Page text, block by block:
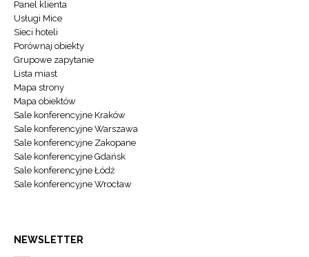
Panel klienta
Usługi Mice
Sieci hoteli
Porównaj obiekty
Grupowe zapytanie
Lista miast
Mapa strony
Mapa obiektów
Sale konferencyjne Kraków
Sale konferencyjne Warszawa
Sale konferencyjne Zakopane
Sale konferencyjne Gdańsk
Sale konferencyjne Łódź
Sale konferencyjne Wrocław
NEWSLETTER